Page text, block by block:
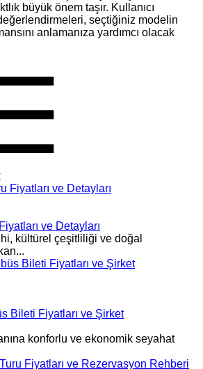
büyük önem taşır. Kullanıcı
seçtiğiniz modelin
anlamanıza yardımcı olacak
ve Detayları
kültürel çeşitliliği ve doğal
Bileti Fiyatları ve Şirket
konforlu ve ekonomik seyahat